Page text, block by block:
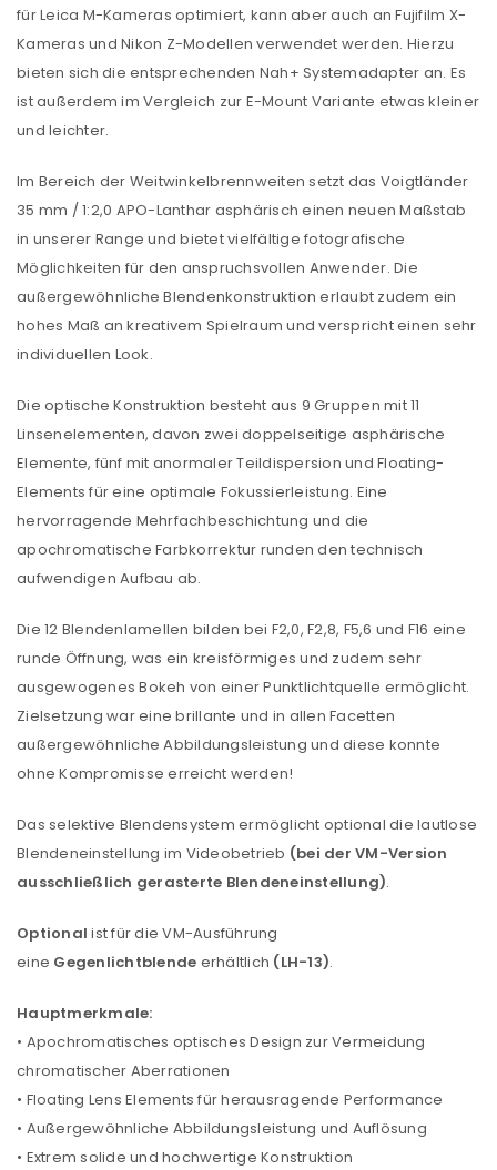
für Leica M-Kameras optimiert, kann aber auch an Fujifilm X-
Kameras und Nikon Z-Modellen verwendet werden. Hierzu
bieten sich die entsprechenden Nah+ Systemadapter an. Es
ist außerdem im Vergleich zur E-Mount Variante etwas kleiner
und leichter.
Im Bereich der Weitwinkelbrennweiten setzt das Voigtländer
35 mm / 1:2,0 APO-Lanthar asphärisch einen neuen Maßstab
in unserer Range und bietet vielfältige fotografische
Möglichkeiten für den anspruchsvollen Anwender. Die
außergewöhnliche Blendenkonstruktion erlaubt zudem ein
hohes Maß an kreativem Spielraum und verspricht einen sehr
individuellen Look.
Die optische Konstruktion besteht aus 9 Gruppen mit 11
Linsenelementen, davon zwei doppelseitige asphärische
Elemente, fünf mit anormaler Teildispersion und Floating-
Elements für eine optimale Fokussierleistung. Eine
hervorragende Mehrfachbeschichtung und die
apochromatische Farbkorrektur runden den technisch
aufwendigen Aufbau ab.
Die 12 Blendenlamellen bilden bei F2,0, F2,8, F5,6 und F16 eine
runde Öffnung, was ein kreisförmiges und zudem sehr
ausgewogenes Bokeh von einer Punktlichtquelle ermöglicht.
Zielsetzung war eine brillante und in allen Facetten
außergewöhnliche Abbildungsleistung und diese konnte
ohne Kompromisse erreicht werden!
Das selektive Blendensystem ermöglicht optional die lautlose
Blendeneinstellung im Videobetrieb (bei der VM-Version
ausschließlich gerasterte Blendeneinstellung).
Optional ist für die VM-Ausführung
eine Gegenlichtblende erhältlich (LH-13).
Hauptmerkmale:
• Apochromatisches optisches Design zur Vermeidung
chromatischer Aberrationen
• Floating Lens Elements für herausragende Performance
• Außergewöhnliche Abbildungsleistung und Auflösung
• Extrem solide und hochwertige Konstruktion